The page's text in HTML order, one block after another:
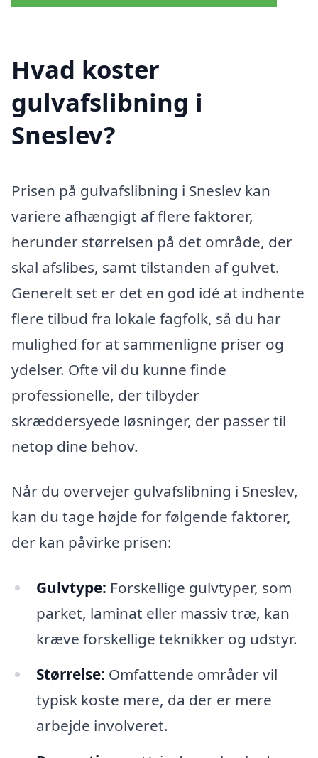
Hvad koster
gulvafslibning i
Sneslev?
Prisen på gulvafslibning i Sneslev kan
variere afhængigt af flere faktorer,
herunder størrelsen på det område, der
skal afslibes, samt tilstanden af gulvet.
Generelt set er det en god idé at indhente
flere tilbud fra lokale fagfolk, så du har
mulighed for at sammenligne priser og
ydelser. Ofte vil du kunne finde
professionelle, der tilbyder
skræddersyede løsninger, der passer til
netop dine behov.
Når du overvejer gulvafslibning i Sneslev,
kan du tage højde for følgende faktorer,
der kan påvirke prisen:
Gulvtype: Forskellige gulvtyper, som
parket, laminat eller massiv træ, kan
kræve forskellige teknikker og udstyr.
Størrelse: Omfattende områder vil
typisk koste mere, da der er mere
arbejde involveret.